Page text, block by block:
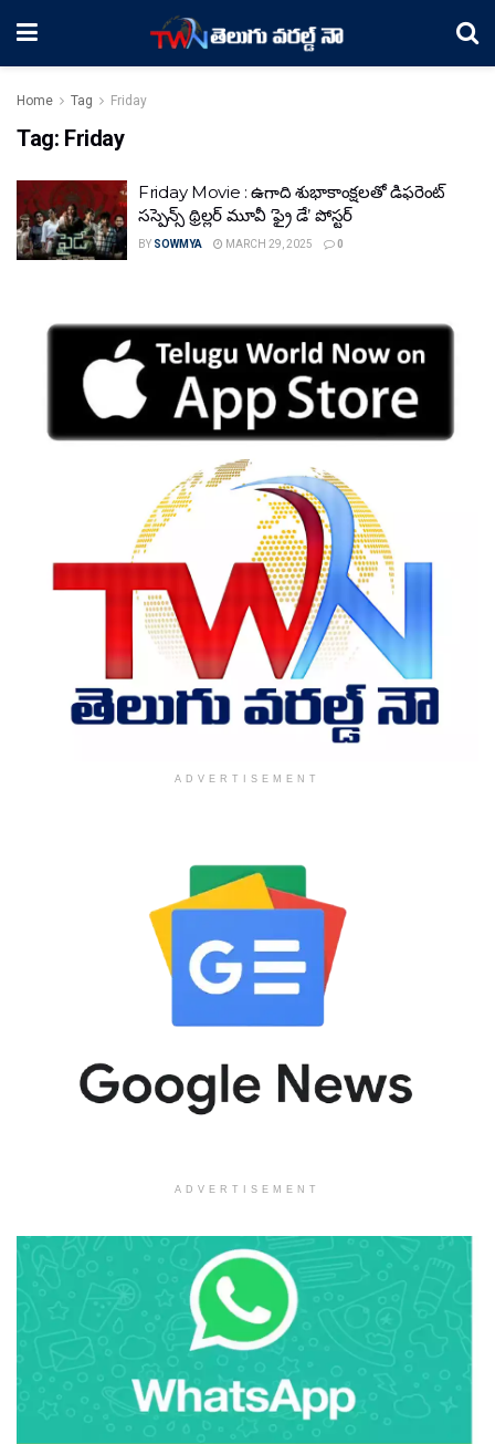
Home Tag Friday
Tag: Friday
Friday Movie : ఉగాది శుభాకాంక్షలతో డిఫరెంట్
సస్పెన్స్ థ్రిల్లర్ మూవీ ‘ఫ్రై డే’ పోస్టర్
BY SOWMYA MARCH 29, 2025 0
ADVERTISEMENT
ADVERTISEMENT